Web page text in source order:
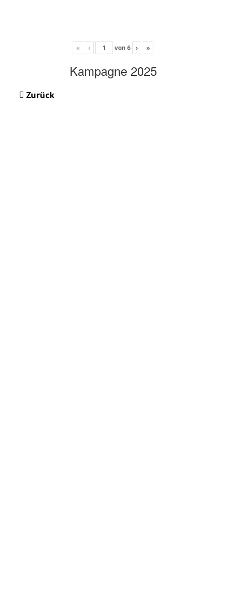
« ‹ von 6 › »
Kampagne 2025
Zurück